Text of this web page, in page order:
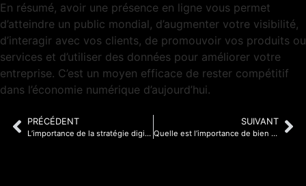
En résumé, avoir une présence en ligne vous permet
d’atteindre un public mondial, d’augmenter votre visibilité,
d’interagir avec vos clients, de promouvoir vos produits ou
services et d’utiliser des données pour améliorer votre
entreprise. C’est un moyen efficace de rester compétitif
dans l’économie numérique d’aujourd’hui.
PRÉCÉDENT
L’importance de la stratégie digitale : Un levier essentiel pour la réussite en ligne
SUIVANT
Quelle est l’importance de bien référencer son site internet?